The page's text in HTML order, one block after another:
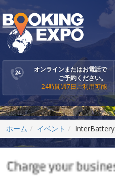
オンラインまたはお電話で
ご予約ください。
24時間週7日ご利用可能
ホーム イベント InterBattery